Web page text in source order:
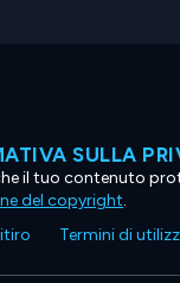
SULLA
il tuo contenuto
del copyright.
Termini di